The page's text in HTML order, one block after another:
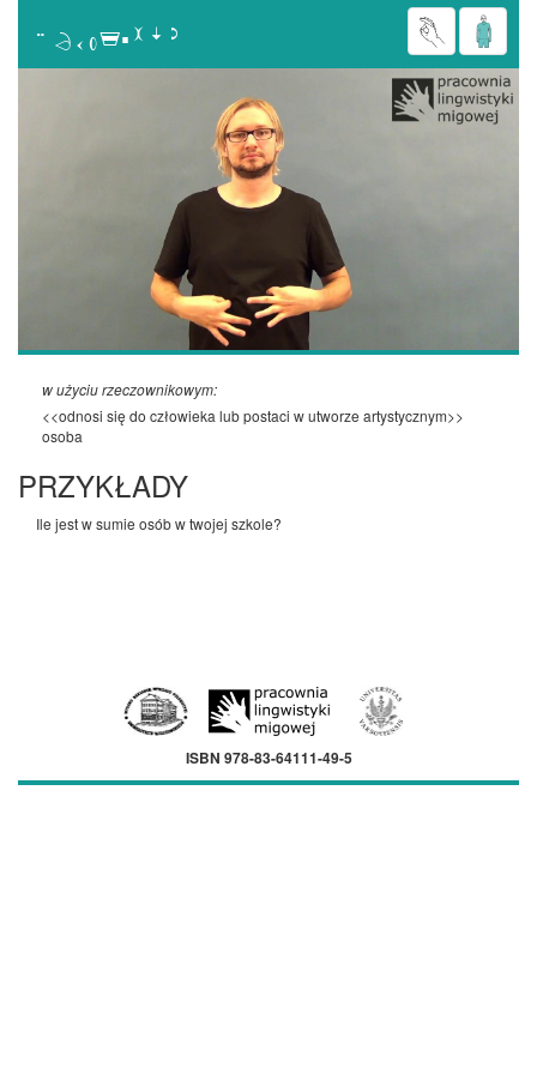

w użyciu rzeczownikowym:
<<odnosi się do człowieka lub postaci w utworze artystycznym>>
osoba
PRZYKŁADY
Ile jest w sumie osób w twojej szkole?
ISBN 978-83-64111-49-5